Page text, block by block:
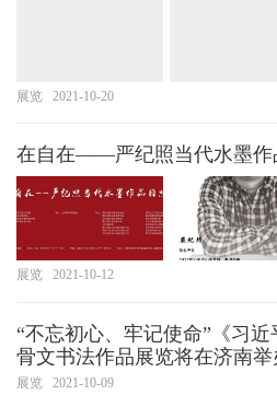
展览 2021-10-20
在自在——严纪照当代水墨作
展览 2021-10-12
“不忘初心、牢记使命”《习
骨文书法作品展览将在济南举
展览 2021-10-09